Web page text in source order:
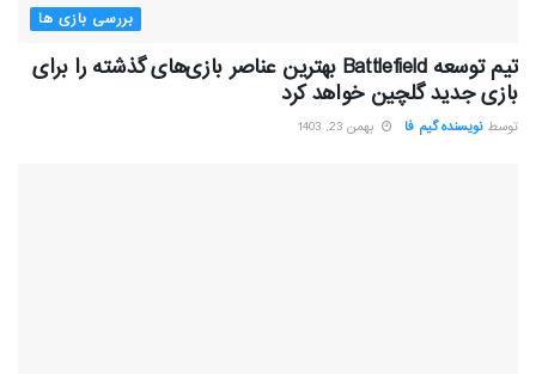
بررسی بازی ها
تیم توسعه Battlefield بهترین عناصر بازی‌های گذشته را برای
بازی جدید گلچین خواهد کرد
توسط نویسنده گیم فا بهمن 23, 1403